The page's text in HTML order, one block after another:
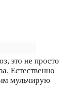
это не просто
Естественно
мульчирую